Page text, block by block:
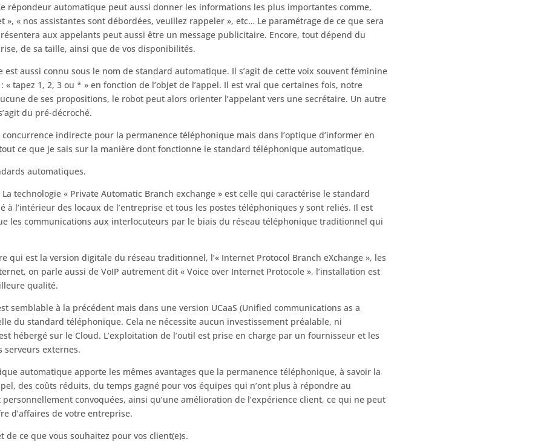
répondeur automatique peut aussi donner les informations les plus importantes comme,
», « nos assistantes sont débordées, veuillez rappeler », etc… Le paramétrage de ce que sera
aux appelants peut aussi être un message publicitaire. Encore, tout dépend du
de sa taille, ainsi que de vos disponibilités.
est aussi connu sous le nom de standard automatique. Il s’agit de cette voix souvent féminine
« tapez 1, 2, 3 ou * » en fonction de l’objet de l’appel. Il est vrai que certaines fois, notre
de ses propositions, le robot peut alors orienter l’appelant vers une secrétaire. Un autre
du pré-décroché.
concurrence indirecte pour la permanence téléphonique mais dans l’optique d’informer en
ce que je sais sur la manière dont fonctionne le standard téléphonique automatique.
automatiques.
La technologie « Private Automatic Branch exchange » est celle qui caractérise le standard
à l’intérieur des locaux de l’entreprise et tous les postes téléphoniques y sont reliés. Il est
les communications aux interlocuteurs par le biais du réseau téléphonique traditionnel qui
qui est la version digitale du réseau traditionnel, l’« Internet Protocol Branch eXchange », les
on parle aussi de VoIP autrement dit « Voice over Internet Protocole », l’installation est
qualité.
semblable à la précédent mais dans une version UCaaS (Unified communications as a
du standard téléphonique. Cela ne nécessite aucun investissement préalable, ni
hébergé sur le Cloud. L’exploitation de l’outil est prise en charge par un fournisseur et les
serveurs externes.
automatique apporte les mêmes avantages que la permanence téléphonique, à savoir la
des coûts réduits, du temps gagné pour vos équipes qui n’ont plus à répondre au
convoquées, ainsi qu’une amélioration de l’expérience client, ce qui ne peut
d’affaires de votre entreprise.
de ce que vous souhaitez pour vos client(e)s.